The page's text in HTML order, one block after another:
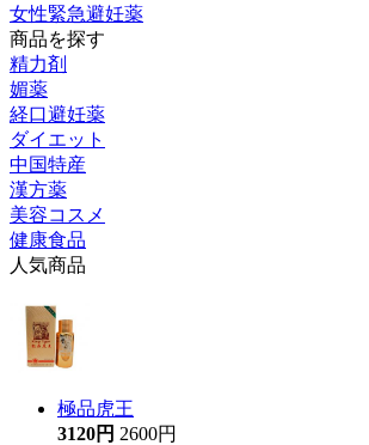
女性緊急避妊薬
商品を探す
精力剤
媚薬
経口避妊薬
ダイエット
中国特産
漢方薬
美容コスメ
健康食品
人気商品
極品虎王
3120円 2600円